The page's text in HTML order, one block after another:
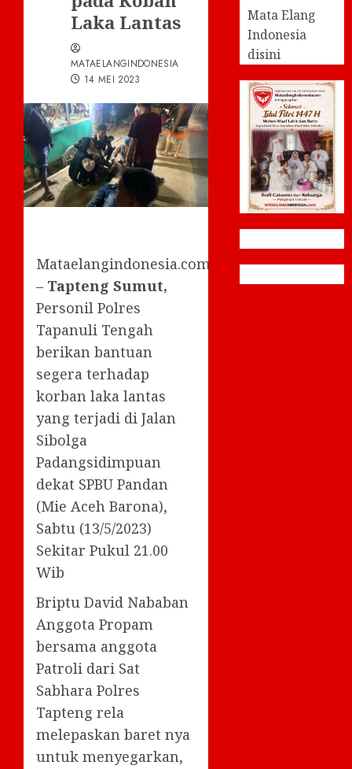
Laka Lantas
MATAELANGINDONESIA
14 MEI 2023
Mataelangindonesia.com
– Tapteng Sumut,
Personil Polres
Tapanuli Tengah
berikan bantuan
segera terhadap
korban laka lantas
yang terjadi di Jalan
Sibolga
Padangsidimpuan
dekat SPBU Pandan
(Mie Aceh Barona),
Sabtu (13/5/2023)
Sekitar Pukul 21.00
Wib
Briptu David Nababan
Anggota Propam
bersama anggota
Patroli dari Sat
Sabhara Polres
Tapteng rela
melepaskan baret nya
untuk menyegarkan,
Mata Elang
Indonesia
disini